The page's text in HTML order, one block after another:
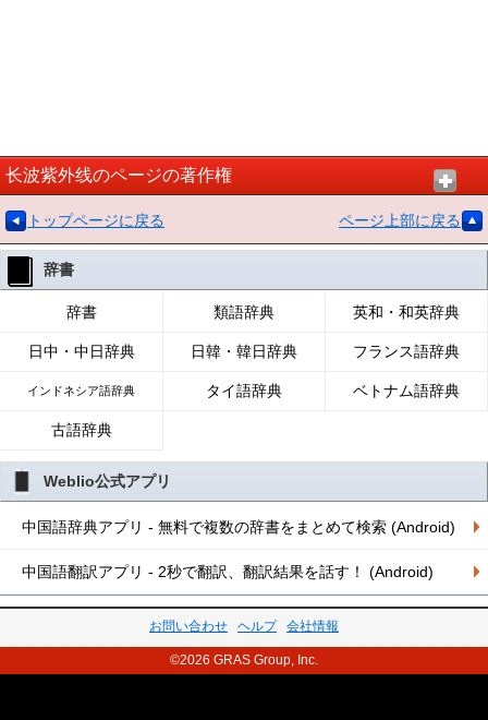
长波紫外线のページの著作権
トップページに戻る ページ上部に戻る
辞書
辞書 類語辞典 英和・和英辞典
日中・中日辞典 日韓・韓日辞典 フランス語辞典
インドネシア語辞典 タイ語辞典 ベトナム語辞典
古語辞典
Weblio公式アプリ
中国語辞典アプリ - 無料で複数の辞書をまとめて検索 (Android)
中国語翻訳アプリ - 2秒で翻訳、翻訳結果を話す！ (Android)
お問い合わせ ヘルプ 会社情報
©2026 GRAS Group, Inc.